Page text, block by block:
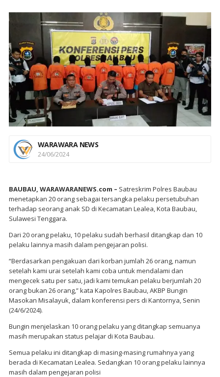
WARAWARA NEWS
24/06/2024
BAUBAU, WARAWARANEWS.com – Satreskrim Polres Baubau
menetapkan 20 orang sebagai tersangka pelaku persetubuhan
terhadap seorang anak SD di Kecamatan Lealea, Kota Baubau,
Sulawesi Tenggara.
Dari 20 orang pelaku, 10 pelaku sudah berhasil ditangkap dan 10
pelaku lainnya masih dalam pengejaran polisi.
“Berdasarkan pengakuan dari korban jumlah 26 orang, namun
setelah kami urai setelah kami coba untuk mendalami dan
mengecek satu per satu, jadi kami temukan pelaku berjumlah 20
orang bukan 26 orang,” kata Kapolres Baubau, AKBP Bungin
Masokan Misalayuk, dalam konferensi pers di Kantornya, Senin
(24/6/2024).
Bungin menjelaskan 10 orang pelaku yang ditangkap semuanya
masih merupakan status pelajar di Kota Baubau.
Semua pelaku ini ditangkap di masing-masing rumahnya yang
berada di Kecamatan Lealea. Sedangkan 10 orang pelaku lainnya
masih dalam pengejaran polisi